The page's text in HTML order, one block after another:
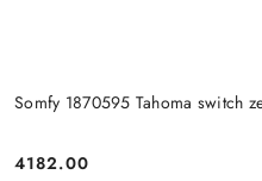
Somfy 1870595 Tahoma switch
Cena:
4182.00